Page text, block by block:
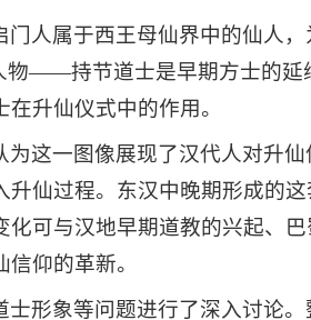
人属于西王母仙界中的仙人，
物——持节道士是早期方士的延
升仙仪式中的作用。
这一图像展现了汉代人对升仙
仙过程。东汉中晚期形成的
可与汉地早期道教的兴起、
仰的革新。
形象等问题进行了深入讨论。